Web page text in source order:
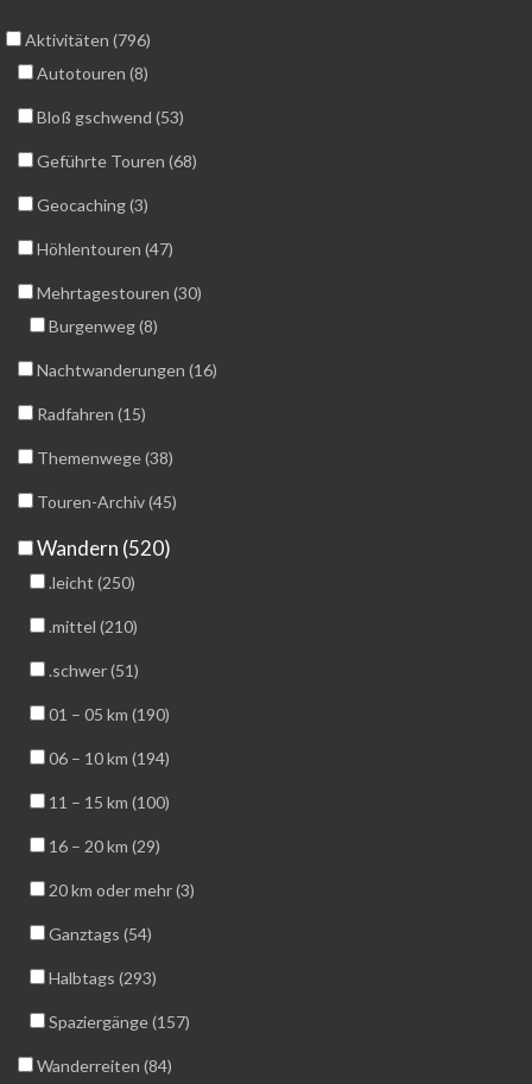
Aktivitäten (796)
Autotouren (8)
Bloß gschwend (53)
Geführte Touren (68)
Geocaching (3)
Höhlentouren (47)
Mehrtagestouren (30)
Burgenweg (8)
Nachtwanderungen (16)
Radfahren (15)
Themenwege (38)
Touren-Archiv (45)
Wandern (520)
.leicht (250)
.mittel (210)
.schwer (51)
01 – 05 km (190)
06 – 10 km (194)
11 – 15 km (100)
16 – 20 km (29)
20 km oder mehr (3)
Ganztags (54)
Halbtags (293)
Spaziergänge (157)
Wanderreiten (84)